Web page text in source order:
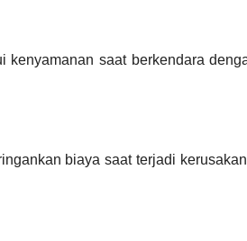
kenyamanan saat berkendara
biaya saat terjadi